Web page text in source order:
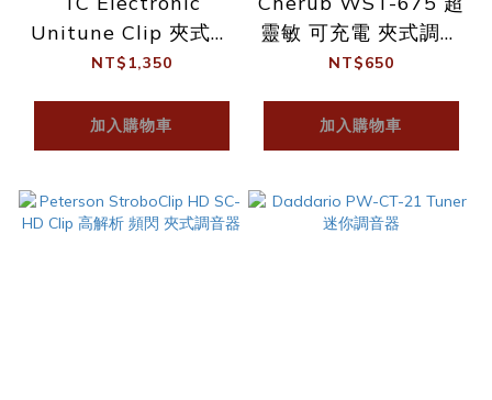
Unitune Clip 夾式調
音器
NT$1,350
加入購物車
靈敏 可充電 夾式調音
器
NT$650
加入購物車